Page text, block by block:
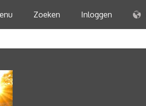
Zoeken Inloggen